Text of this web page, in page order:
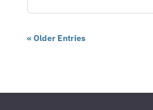
« Older Entries